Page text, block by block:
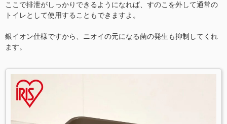
ここで排泄がしっかりできるようになれば、すのこを外して通常の
トイレとして使用することもできますよ。
銀イオン仕様ですから、ニオイの元になる菌の発生も抑制してくれ
ます。